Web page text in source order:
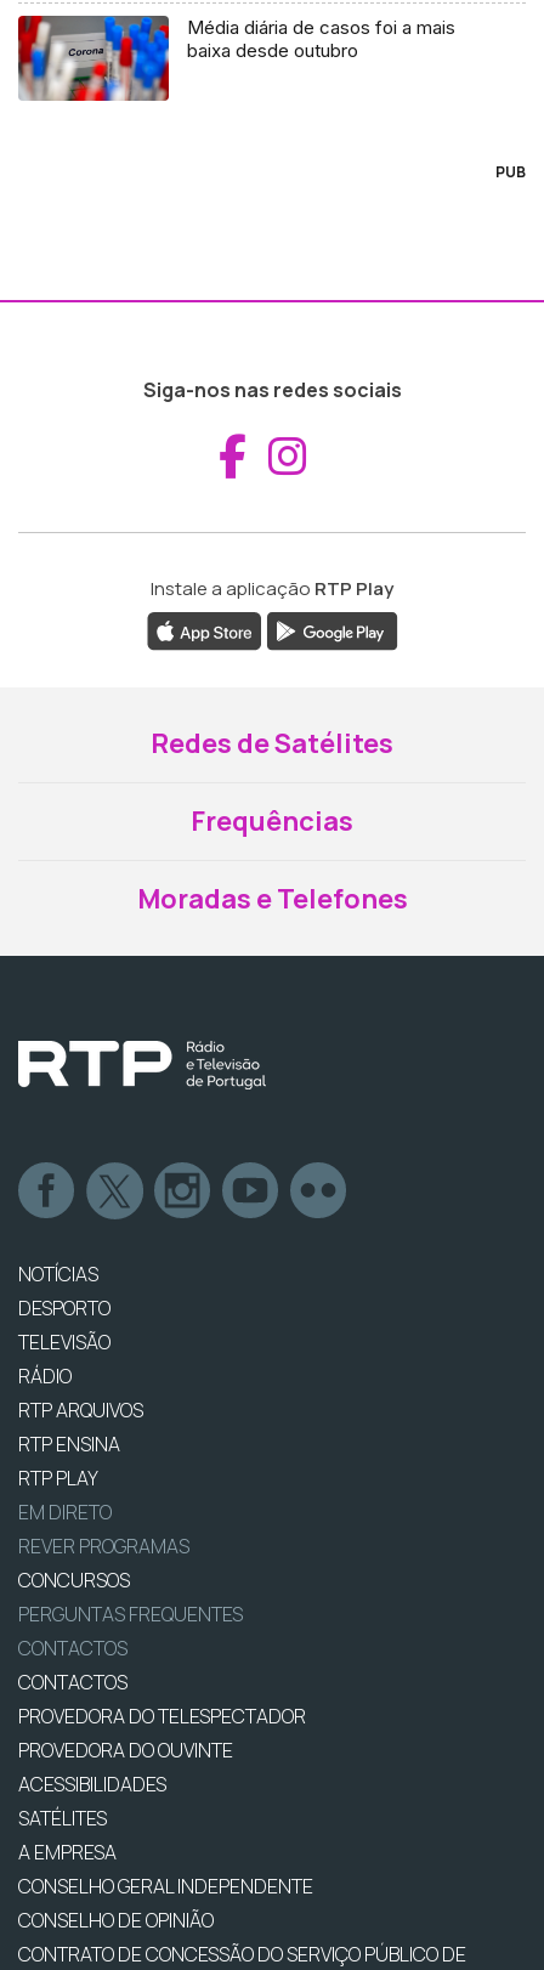
Média diária de casos foi a mais
baixa desde outubro
PUB
Siga-nos nas redes sociais
Aceder ao
Instale a aplicação RTP Play
Redes de Satélites
Frequências
Moradas e Telefones
NOTÍCIAS
DESPORTO
TELEVISÃO
RÁDIO
RTP ARQUIVOS
RTP ENSINA
RTP PLAY
EM DIRETO
REVER PROGRAMAS
CONCURSOS
PERGUNTAS FREQUENTES
CONTACTOS
CONTACTOS
PROVEDORA DO TELESPECTADOR
PROVEDORA DO OUVINTE
ACESSIBILIDADES
SATÉLITES
A EMPRESA
CONSELHO GERAL INDEPENDENTE
CONSELHO DE OPINIÃO
CONTRATO DE CONCESSÃO DO SERVIÇO PÚBLICO DE